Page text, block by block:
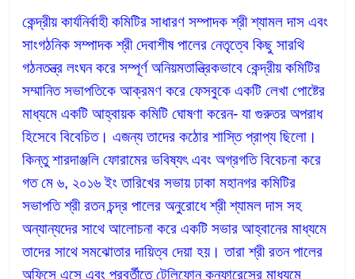
কেন্দ্রীয় কার্যনির্বাহী কমিটির সাধারণ সম্পাদক শ্রী শ্যামল দাস এবং
সাংগঠনিক সম্পাদক শ্রী দেবাশীষ পালের নেতৃত্বে কিছু সারথি
গঠনতন্ত্র লংঘন করে সম্পূর্ণ অনিয়মতান্ত্রিকভাবে কেন্দ্রীয় কমিটির
সম্মানিত সভাপতিকে আক্রমণ করে ফেসবুকে একটি লেখা পোষ্টের
মাধ্যমে একটি আহ্বায়ক কমিটি ঘোষণা করেন- যা গুরুতর অপরাধ
হিসেবে বিবেচিত। এজন্য তাদের কঠোর শাস্তি প্রাপ্য ছিলো।
কিন্তু শারদাঞ্জলি ফোরামের ভবিষ্যৎ এবং অগ্রগতি বিবেচনা করে
গত মে ৬, ২০১৬ ইং তারিখের সভায় ঢাকা মহানগর কমিটির
সভাপতি শ্রী রতন চন্দ্র পালের অনুরোধে শ্রী শ্যামল দাস সহ
অন্যান্যদের সাথে আলোচনা করে একটি সভার আহ্বানের মাধ্যমে
তাদের সাথে সমঝোতার দায়িত্ব দেয়া হয়। তারা শ্রী রতন পালের
অফিসে এসে এবং পরবর্তীতে টেলিফোন কনফারেন্সের মাধ্যমে